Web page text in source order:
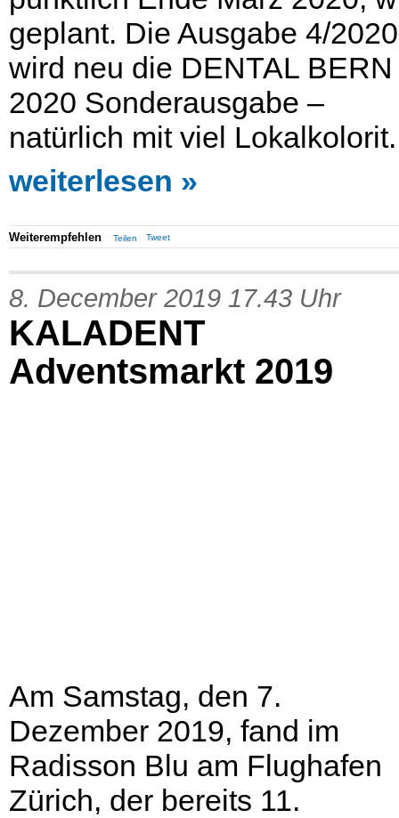
geplant. Die Ausgabe 4/2020
wird neu die DENTAL BERN
2020 Sonderausgabe –
natürlich mit viel Lokalkolorit.
weiterlesen
Weiterempfehlen Teilen Tweet
8. December 2019 17.43 Uhr
KALADENT
Adventsmarkt 2019
Am Samstag, den 7.
Dezember 2019, fand im
Radisson Blu am Flughafen
Zürich, der bereits 11.